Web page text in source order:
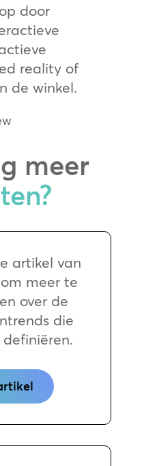
door
reality of
de winkel.
meer
artikel van
meer te
over de
die